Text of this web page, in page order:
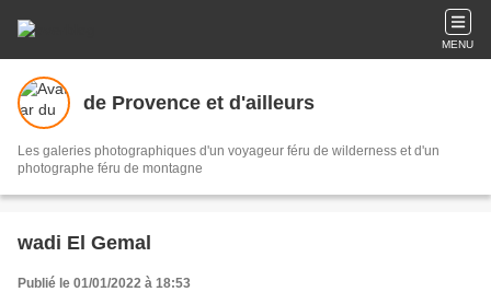
MENU
de Provence et d'ailleurs
Les galeries photographiques d'un voyageur féru de wilderness et d'un
photographe féru de montagne
wadi El Gemal
Publié le 01/01/2022 à 18:53